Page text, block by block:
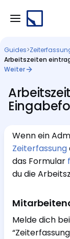
Guides>
Arbeitszeiten
Weiter
Wenn ein
Zeiterfassung
das Formular
du die
Melde dich